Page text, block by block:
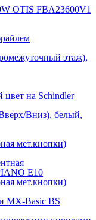
OTIS FBA23600V1
этаж),
на Schindler
Вниз), белый,
мет.кнопки)
E10
мет.кнопки)
MX-Basic BS